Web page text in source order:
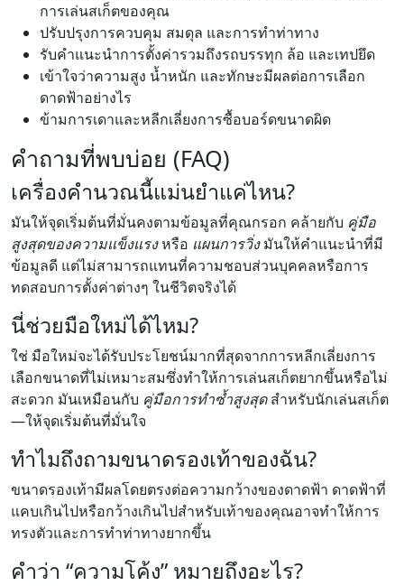
การเล่นสเก็ตของคุณ
ปรับปรุงการควบคุม สมดุล และการทำท่าทาง
รับคำแนะนำการตั้งค่ารวมถึงรถบรรทุก ล้อ และเทปยึด
เข้าใจว่าความสูง น้ำหนัก และทักษะมีผลต่อการเลือก
ดาดฟ้าอย่างไร
ข้ามการเดาและหลีกเลี่ยงการซื้อบอร์ดขนาดผิด
คำถามที่พบบ่อย (FAQ)
เครื่องคำนวณนี้แม่นยำแค่ไหน?
มันให้จุดเริ่มต้นที่มั่นคงตามข้อมูลที่คุณกรอก คล้ายกับ คู่มือ
สูงสุดของความแข็งแรงหรือ แผนการวิ่งมันให้คำแนะนำที่มี
ข้อมูลดี แต่ไม่สามารถแทนที่ความชอบส่วนบุคคลหรือการ
ทดสอบการตั้งค่าต่างๆ ในชีวิตจริงได้
นี่ช่วยมือใหม่ได้ไหม?
ใช่ มือใหม่จะได้รับประโยชน์มากที่สุดจากการหลีกเลี่ยงการ
เลือกขนาดที่ไม่เหมาะสมซึ่งทำให้การเล่นสเก็ตยากขึ้นหรือไม่
สะดวก มันเหมือนกับ คู่มือการทำซ้ำสูงสุดสำหรับนักเล่นสเก็ต
—ให้จุดเริ่มต้นที่มั่นใจ
ทำไมถึงถามขนาดรองเท้าของฉัน?
ขนาดรองเท้ามีผลโดยตรงต่อความกว้างของดาดฟ้า ดาดฟ้าที่
แคบเกินไปหรือกว้างเกินไปสำหรับเท้าของคุณอาจทำให้การ
ทรงตัวและการทำท่าทางยากขึ้น
คำว่า “ความโค้ง” หมายถึงอะไร?